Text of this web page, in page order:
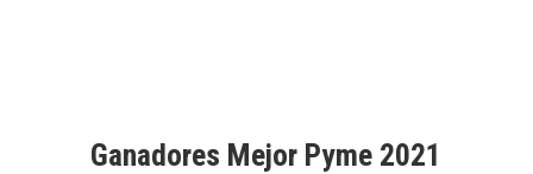
Ganadores Mejor Pyme 2021